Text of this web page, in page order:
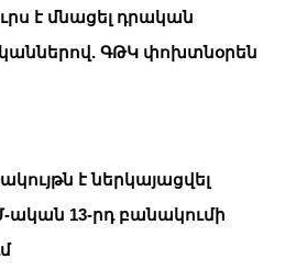
է մնացել դրական
ԳԹԿ փոխտնօրեն
է ներկայացվել
13-րդ բանակումի